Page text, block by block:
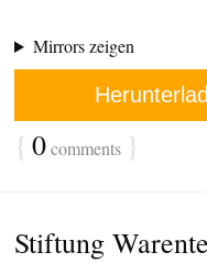
Mirrors zeigen
{ 0comments }
Stiftung